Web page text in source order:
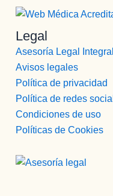
Legal
Asesoría Legal Integral
Avisos legales
Política de privacidad
Política de redes
Condiciones de uso
Políticas de Cookies